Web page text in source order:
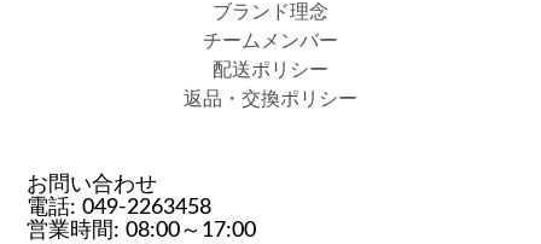
ブランド理念
チームメンバー
配送ポリシー
返品・交換ポリシー
お問い合わせ
電話: 049-2263458
営業時間: 08:00～17:00